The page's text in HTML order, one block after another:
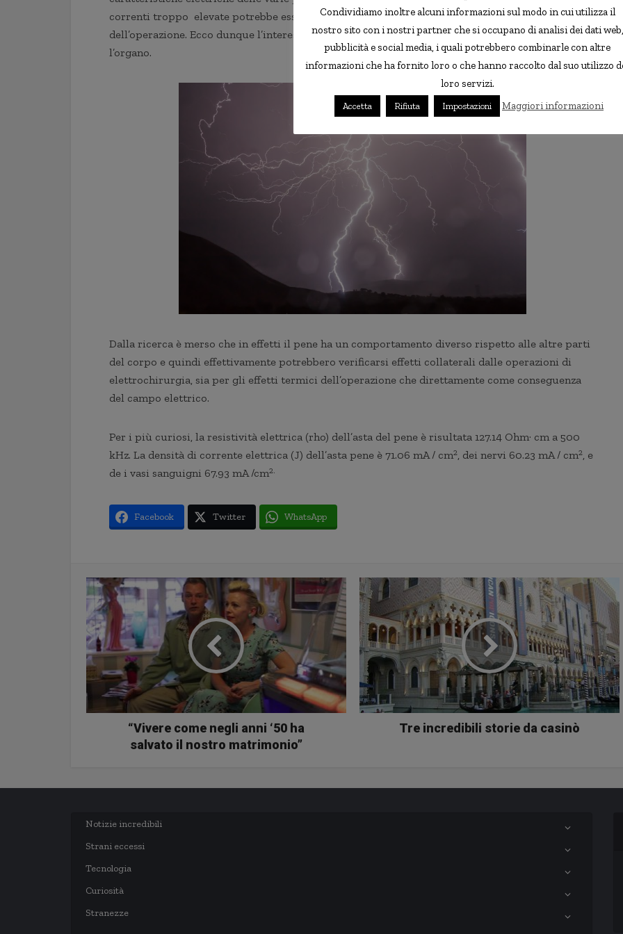
correnti troppo elevate potrebbe essere nocivo ecausare dannicome effetto collaterale
dell’operazione. Ecco dunque l’interesse verso quantacorrente elettricapossa sopportare
l’organo.
Dalla ricerca è merso che in effetti il pene ha un comportamento diverso rispetto alle altre parti
del corpo e quindi effettivamente potrebbero verificarsi effetti collaterali dalle operazioni di
elettrochirurgia, sia per gli effetti termici dell’operazione che direttamente come conseguenza
del campo elettrico.
Per i più curiosi, la resistività elettrica (rho) dell’asta del pene è risultata 127.14 Ohm· cm a 500
kHz. La densità di corrente elettrica (J) dell’asta pene è 71.06 mA / cm2, dei nervi 60.23 mA / cm2, e
de i vasi sanguigni 67.93 mA /cm2.
Facebook Twitter WhatsApp
“Vivere come negli anni ‘50 ha
salvato il nostro matrimonio”
Tre incredibili storie da casinò
Notizie incredibili
Strani eccessi
Tecnologia
Curiosità
Stranezze
Condividiamo inoltre alcuni informazioni sul modo in cui utilizza il
nostro sito con i nostri partner che si occupano di analisi dei dati web,
pubblicità e social media, i quali potrebbero combinarle con altre
informazioni che ha fornito loro o che hanno raccolto dal suo utilizzo
loro servizi.
Accetta Rifiuta Impostazioni Maggiori informazioni